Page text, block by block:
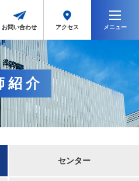
お問い合わせ アクセス メニュー
紹介
センター